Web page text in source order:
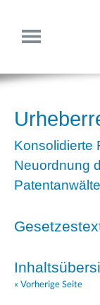
Konsolidierte
Neuordnung
Patentanwälte
« Vorherige Seite